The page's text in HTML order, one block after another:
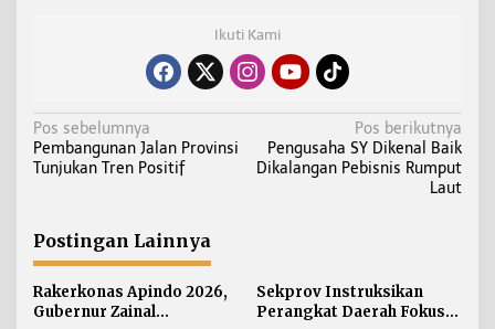
Ikuti Kami
N
a
g
a
s
i
Pos sebelumnya
Pembangunan Jalan Provinsi
Tunjukan Tren Positif
Pos berikutnya
Pengusaha SY Dikenal Baik
Dikalangan Pebisnis Rumput
Laut
Postingan Lainnya
Rakerkonas Apindo 2026,
Gubernur Zainal
Sekprov Instruksikan
Perangkat Daerah Fokus